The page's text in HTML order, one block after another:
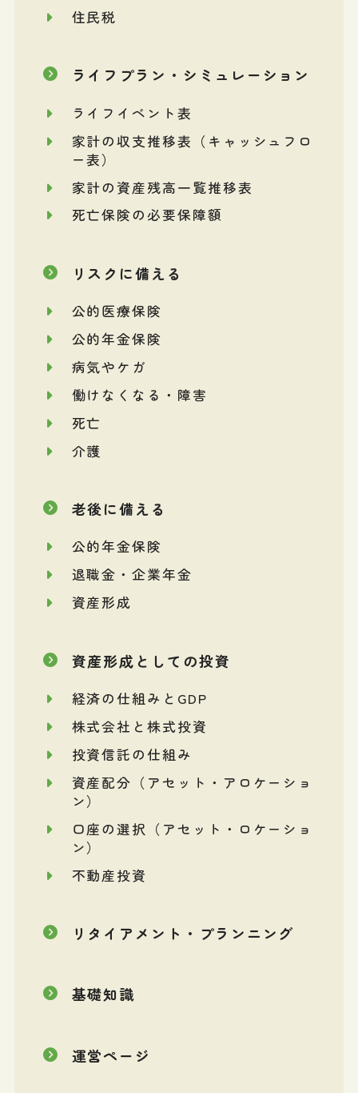
住民税
ライフプラン・シミュレーション
ライフイベント表
家計の収支推移表（キャッシュフロ
ー表）
家計の資産残高一覧推移表
死亡保険の必要保障額
リスクに備える
公的医療保険
公的年金保険
病気やケガ
働けなくなる・障害
死亡
介護
老後に備える
公的年金保険
退職金・企業年金
資産形成
資産形成としての投資
経済の仕組みとGDP
株式会社と株式投資
投資信託の仕組み
資産配分（アセット・アロケーショ
ン）
口座の選択（アセット・ロケーショ
ン）
不動産投資
リタイアメント・プランニング
基礎知識
運営ページ